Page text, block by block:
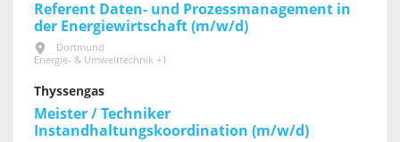
Referent Daten- und Prozessmanagement in
der Energiewirtschaft (m/w/d)
Dortmund
Energie- & Umwelttechnik +1
Thyssengas
Meister / Techniker
Instandhaltungskoordination (m/w/d)